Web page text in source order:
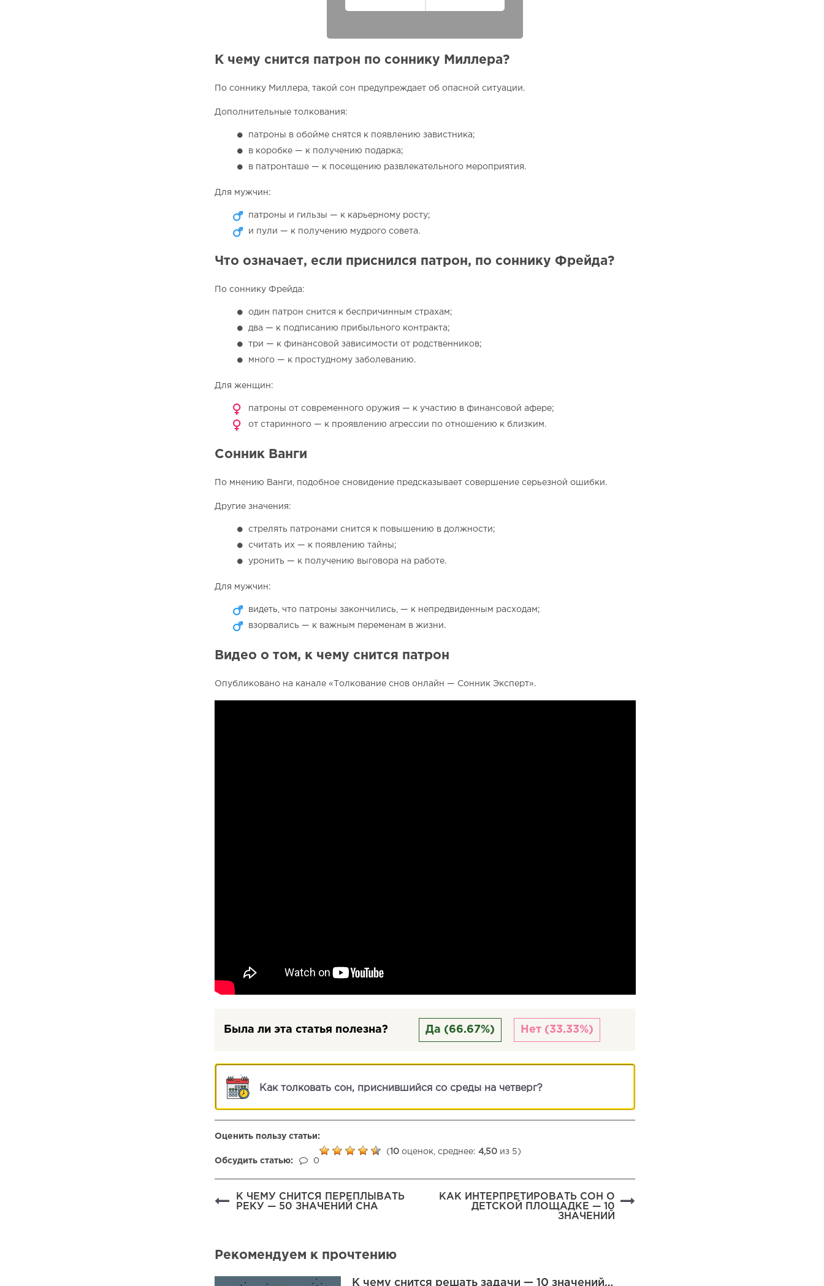
К чему снится патрон по соннику Миллера?
По соннику Миллера, такой сон предупреждает об опасной ситуации.
Дополнительные толкования:
патроны в обойме снятся к появлению завистника;
в коробке — к получению подарка;
в патронташе — к посещению развлекательного мероприятия.
Для мужчин:
патроны и гильзы — к карьерному росту;
и пули — к получению мудрого совета.
Что означает, если приснился патрон, по соннику Фрейда?
По соннику Фрейда:
один патрон снится к беспричинным страхам;
два — к подписанию прибыльного контракта;
три — к финансовой зависимости от родственников;
много — к простудному заболеванию.
Для женщин:
патроны от современного оружия — к участию в финансовой афере;
от старинного — к проявлению агрессии по отношению к близким.
Сонник Ванги
По мнению Ванги, подобное сновидение предсказывает совершение серьезной ошибки.
Другие значения:
стрелять патронами снится к повышению в должности;
считать их — к появлению тайны;
уронить — к получению выговора на работе.
Для мужчин:
видеть, что патроны закончились, — к непредвиденным расходам;
взорвались — к важным переменам в жизни.
Видео о том, к чему снится патрон
Опубликовано на канале «Толкование снов онлайн — Сонник Эксперт».
Была ли эта статья полезна? Да (66.67%) Нет (33.33%)
Как толковать сон, приснившийся со среды на четверг?
Оценить пользу статьи:
(10 оценок, среднее:4,50 из 5)
Обсудить статью:
0
К ЧЕМУ СНИТСЯ ПЕРЕПЛЫВАТЬ
РЕКУ — 50 ЗНАЧЕНИЙ СНА
КАК ИНТЕРПРЕТИРОВАТЬ СОН О
ДЕТСКОЙ ПЛОЩАДКЕ — 10
ЗНАЧЕНИЙ
Рекомендуем к прочтению
К чему снится решать задачи — 10 значений…